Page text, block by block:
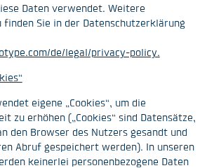
Daten verwendet. Weitere
Sie in der Datenschutzerklärung
de/legal/privacy-policy.
eigene „Cookies“, um die
zu erhöhen („Cookies“ sind Datensätze,
den Browser des Nutzers gesandt und
Abruf gespeichert werden). In unseren
keinerlei personenbezogene Daten